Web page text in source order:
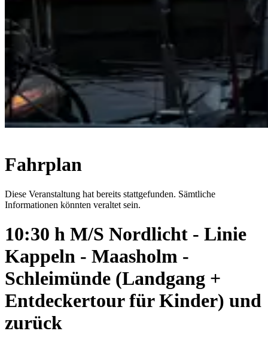
Fahrplan
Diese Veranstaltung hat bereits stattgefunden. Sämtliche
Informationen könnten veraltet sein.
10:30 h M/S Nordlicht - Linie
Kappeln - Maasholm -
Schleimünde (Landgang +
Entdeckertour für Kinder) und
zurück